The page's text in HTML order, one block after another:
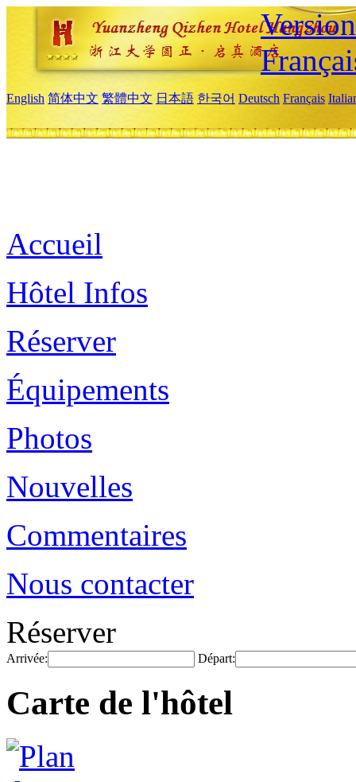
English 简体中文 繁體中文 日本語 한국어 Deutsch Français
Accueil
Hôtel Infos
Réserver
Équipements
Photos
Nouvelles
Commentaires
Nous contacter
Réserver
Arrivée: Départ:
Carte de l'hôtel